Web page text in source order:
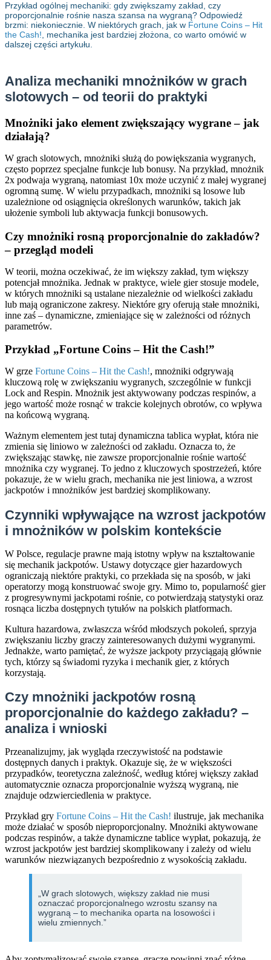
Przykład ogólnej mechaniki: gdy zwiększamy zakład, czy
proporcjonalnie rośnie nasza szansa na wygraną? Odpowiedź
brzmi: niekoniecznie. W niektórych grach, jak w Fortune Coins – Hit
the Cash!, mechanika jest bardziej złożona, co warto omówić w
dalszej części artykułu.
Analiza mechaniki mnożników w grach
slotowych – od teorii do praktyki
Mnożniki jako element zwiększający wygrane – jak
działają?
W grach slotowych, mnożniki służą do powiększania wygranych,
często poprzez specjalne funkcje lub bonusy. Na przykład, mnożnik
2x podwaja wygraną, natomiast 10x może uczynić z małej wygranej
ogromną sumę. W wielu przypadkach, mnożniki są losowe lub
uzależnione od osiągnięcia określonych warunków, takich jak
ułożenie symboli lub aktywacja funkcji bonusowych.
Czy mnożniki rosną proporcjonalnie do zakładów?
– przegląd modeli
W teorii, można oczekiwać, że im większy zakład, tym większy
potencjał mnożnika. Jednak w praktyce, wiele gier stosuje modele,
w których mnożniki są ustalane niezależnie od wielkości zakładu
lub mają ograniczone zakresy. Niektóre gry oferują stałe mnożniki,
inne zaś – dynamiczne, zmieniające się w zależności od różnych
parametrów.
Przykład „Fortune Coins – Hit the Cash!”
W grze Fortune Coins – Hit the Cash!, mnożniki odgrywają
kluczową rolę w zwiększaniu wygranych, szczególnie w funkcji
Lock and Respin. Mnożnik jest aktywowany podczas respinów, a
jego wartość może rosnąć w trakcie kolejnych obrotów, co wpływa
na końcową wygraną.
Ważnym elementem jest tutaj dynamiczna tablica wypłat, która nie
zmienia się liniowo w zależności od zakładu. Oznacza to, że
zwiększając stawkę, nie zawsze proporcjonalnie rośnie wartość
mnożnika czy wygranej. To jedno z kluczowych spostrzeżeń, które
pokazuje, że w wielu grach, mechanika nie jest liniowa, a wzrost
jackpotów i mnożników jest bardziej skomplikowany.
Czynniki wpływające na wzrost jackpotów
i mnożników w polskim kontekście
W Polsce, regulacje prawne mają istotny wpływ na kształtowanie
się mechanik jackpotów. Ustawy dotyczące gier hazardowych
ograniczają niektóre praktyki, co przekłada się na sposób, w jaki
operatorzy mogą konstruować swoje gry. Mimo to, popularność gier
z progresywnymi jackpotami rośnie, co potwierdzają statystyki oraz
rosnąca liczba dostępnych tytułów na polskich platformach.
Kultura hazardowa, zwłaszcza wśród młodszych pokoleń, sprzyja
zwiększaniu liczby graczy zainteresowanych dużymi wygranymi.
Jednakże, warto pamiętać, że wyższe jackpoty przyciągają głównie
tych, którzy są świadomi ryzyka i mechanik gier, z których
korzystają.
Czy mnożniki jackpotów rosną
proporcjonalnie do każdego zakładu? –
analiza i wnioski
Przeanalizujmy, jak wygląda rzeczywistość na podstawie
dostępnych danych i praktyk. Okazuje się, że w większości
przypadków, teoretyczna zależność, według której większy zakład
automatycznie oznacza proporcjonalnie wyższą wygraną, nie
znajduje odzwierciedlenia w praktyce.
Przykład gry Fortune Coins – Hit the Cash! ilustruje, jak mechanika
może działać w sposób nieproporcjonalny. Mnożniki aktywowane
podczas respinów, a także dynamiczne tablice wypłat, pokazują, że
wzrost jackpotów jest bardziej skomplikowany i zależy od wielu
warunków niezwiązanych bezpośrednio z wysokością zakładu.
„W grach slotowych, większy zakład nie musi
oznaczać proporcjonalnego wzrostu szansy na
wygraną – to mechanika oparta na losowości i
wielu zmiennych.”